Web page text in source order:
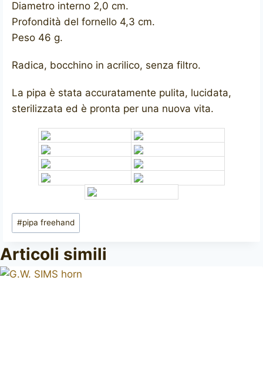
Diametro interno 2,0 cm.
Profondità del fornello 4,3 cm.
Peso 46 g.
Radica, bocchino in acrilico, senza filtro.
La pipa è stata accuratamente pulita, lucidata,
sterilizzata ed è pronta per una nuova vita.
Tag
articolo:
#pipa freehand
Articoli simili